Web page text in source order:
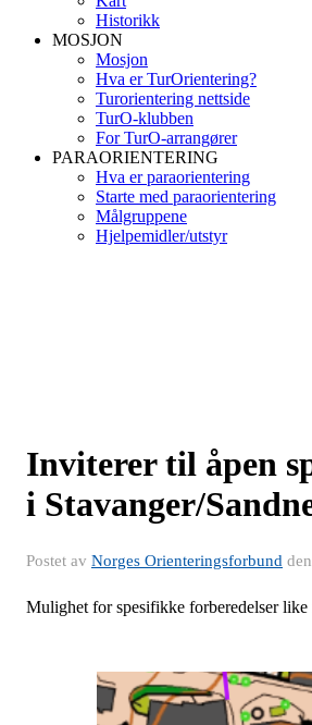
Historikk
MOSJON
Mosjon
Hva er TurOrientering?
Turorientering nettside
TurO-klubben
For TurO-arrangører
PARAORIENTERING
Hva er paraorientering
Starte med paraorientering
Målgruppene
Hjelpemidler/utstyr
Inviterer til åpen
i Stavanger/
Postet av Norges Orienteringsforbund den
Mulighet for spesifikke forberedelser